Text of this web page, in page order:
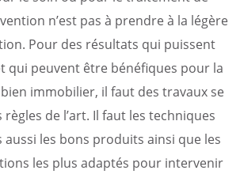
n’est pas à prendre à la légère
Pour des résultats qui puissent
qui peuvent être bénéfiques pour la
immobilier, il faut des travaux se
de l’art. Il faut les techniques
aussi les bons produits ainsi que les
les plus adaptés pour intervenir